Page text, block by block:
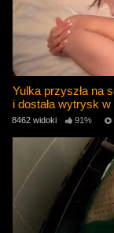
Yulka przyszła na
i dostała wytrysk
8462 widoki 91%